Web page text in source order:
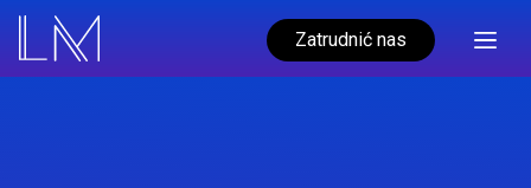
Zatrudnić nas